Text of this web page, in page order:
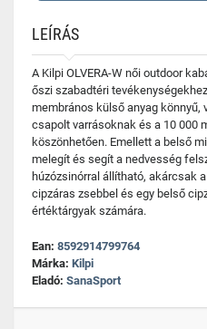
LEÍRÁS
A Kilpi OLVERA-W női outdoor
őszi szabadtéri
membrános külső anyag könnyű,
csapolt varrásoknak és a 10 000
köszönhetően. Emellett a belső
melegít és segít a nedvesség
húzózsinórral állítható, akárcsak
cipzáras zsebbel és egy belső
értéktárgyak számára.
Ean: 8592914799764
Márka: Kilpi
Eladó: SanaSport